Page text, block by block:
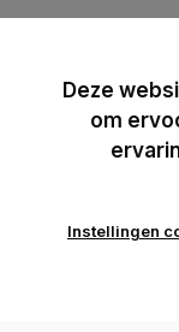
Deze
om
Instellingen